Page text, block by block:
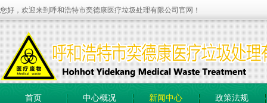
您好，欢迎来到呼和浩特市奕德康医疗垃圾处理有限公司官网！
首页 中心概况 新闻中心 政策法规